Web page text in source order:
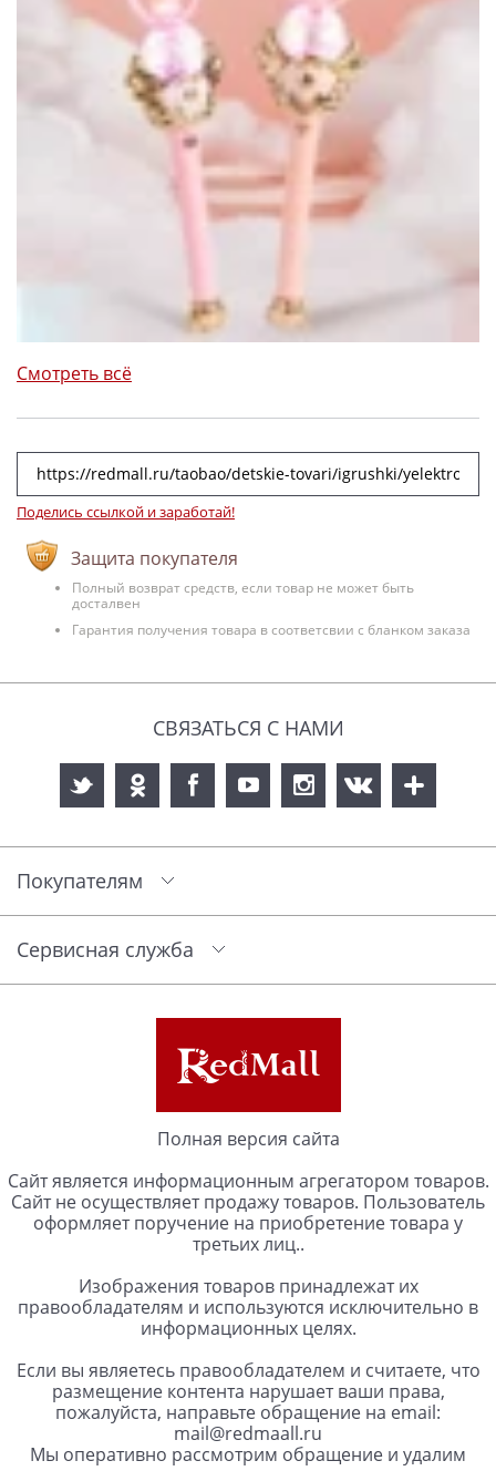
Смотреть всё
Поделись ссылкой и заработай!
Защита покупателя
Полный возврат средств, если товар не может быть
досталвен
Гарантия получения товара в соответсвии с бланком заказа
СВЯЗАТЬСЯ С НАМИ
Покупателям
Сервисная служба
Полная версия сайта
Сайт является информационным агрегатором товаров.
Сайт не осуществляет продажу товаров. Пользователь
оформляет поручение на приобретение товара у
третьих лиц..
Изображения товаров принадлежат их
правообладателям и используются исключительно в
информационных целях.
Если вы являетесь правообладателем и считаете, что
размещение контента нарушает ваши права,
пожалуйста, направьте обращение на email:
mail@redmaall.ru
Мы оперативно рассмотрим обращение и удалим